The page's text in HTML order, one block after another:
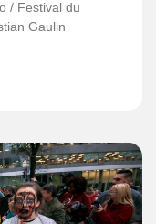
/ Festival du
Gaulin